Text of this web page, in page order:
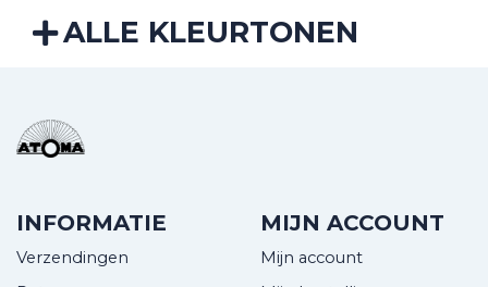
ALLE KLEURTONEN
INFORMATIE
Verzendingen
MIJN ACCOUNT
Mijn account